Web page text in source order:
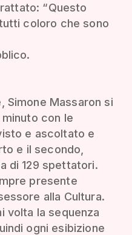
“Questo
coloro che sono
Simone Massaron si
con le
e ascoltato e
e il secondo,
di 129 spettatori.
presente
alla Cultura.
volta la sequenza
ogni esibizione